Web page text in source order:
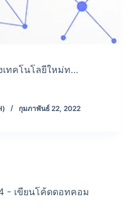
เทคโนโลยีใหม่ท…
กุมภาพันธ์ 22, 2022
- เขียนโค้ดดอทคอม